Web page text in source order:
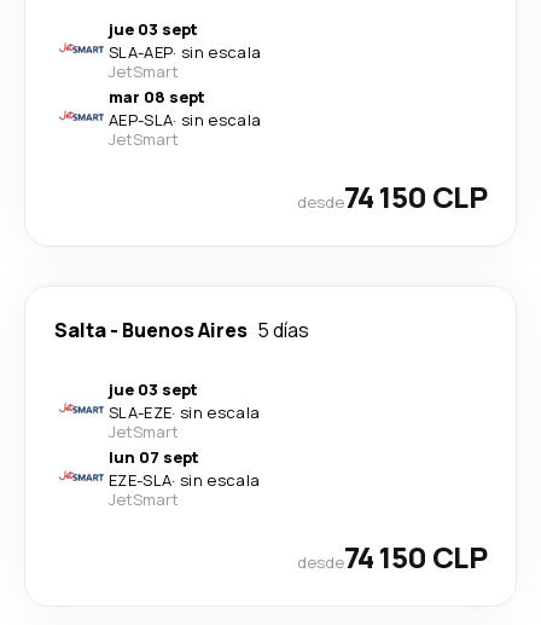
jue 03 sept
SLA-AEP· sin escala
JetSmart
mar 08 sept
AEP-SLA· sin escala
JetSmart
desde74 150 CLP
Salta- Buenos Aires 5 días
jue 03 sept
SLA-EZE· sin escala
JetSmart
lun 07 sept
EZE-SLA· sin escala
JetSmart
desde74 150 CLP